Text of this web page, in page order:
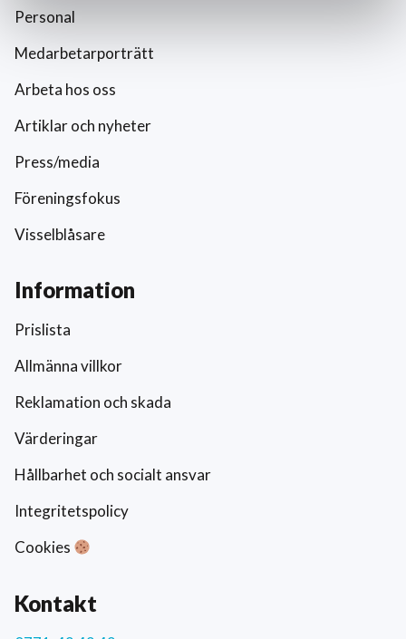
Personal
Medarbetarporträtt
Arbeta hos oss
Artiklar och nyheter
Press/media
Föreningsfokus
Visselblåsare
Information
Prislista
Allmänna villkor
Reklamation och skada
Värderingar
Hållbarhet och socialt ansvar
Integritetspolicy
Cookies
Kontakt